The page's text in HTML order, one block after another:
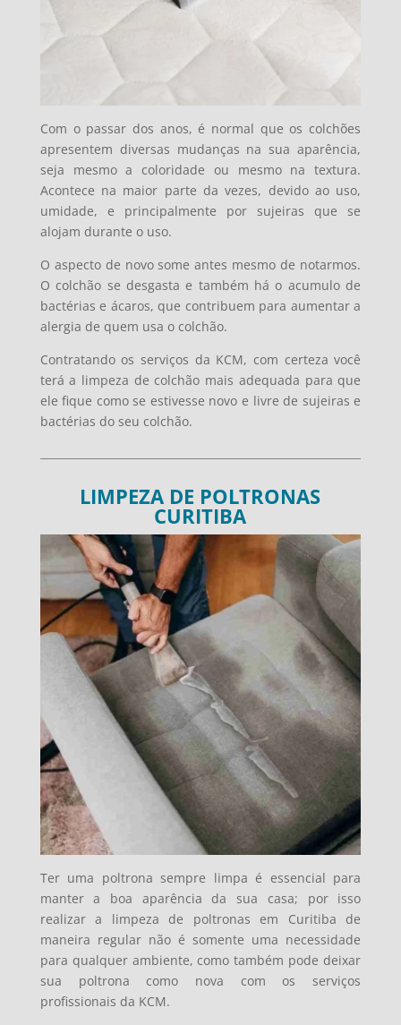
Com o passar dos anos, é normal que os colchões
apresentem diversas mudanças na sua aparência,
seja mesmo a coloridade ou mesmo na textura.
Acontece na maior parte da vezes, devido ao uso,
umidade, e principalmente por sujeiras que se
alojam durante o uso.
O aspecto de novo some antes mesmo de notarmos.
O colchão se desgasta e também há o acumulo de
bactérias e ácaros, que contribuem para aumentar a
alergia de quem usa o colchão.
Contratando os serviços da KCM, com certeza você
terá a limpeza de colchão mais adequada para que
ele fique como se estivesse novo e livre de sujeiras e
bactérias do seu colchão.
LIMPEZA DE POLTRONAS
CURITIBA
Ter uma poltrona sempre limpa é essencial para
manter a boa aparência da sua casa; por isso
realizar a limpeza de poltronas em Curitiba de
maneira regular não é somente uma necessidade
para qualquer ambiente, como também pode deixar
sua poltrona como nova com os serviços
profissionais da KCM.